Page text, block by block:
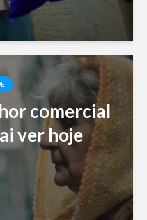
comercial
ver hoje